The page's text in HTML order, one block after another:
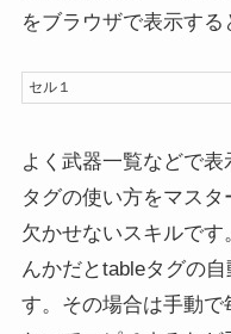
をブラウザで表示する
セル１
よく武器一覧などで
タグの使い方をマス
欠かせないスキルで
んかだとtableタグの
す。その場合は手動